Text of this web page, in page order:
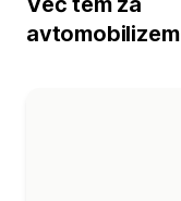
avtomobilizem